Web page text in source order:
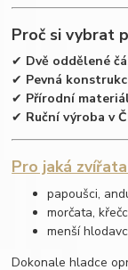
Proč si vybrat
✔ Dvě oddělené
✔ Pevná
✔ Přírodní
✔ Ruční výroba v
Pro jaká
papoušci,
morčata,
menší
Dokonale hladce